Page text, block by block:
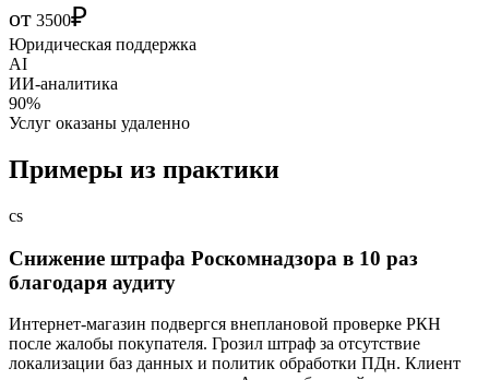
от 3500₽
Юридическая поддержка
AI
ИИ-аналитика
90%
Услуг оказаны удаленно
Примеры из практики
cs
Снижение штрафа Роскомнадзора в 10 раз
благодаря аудиту
Интернет-магазин подвергся внеплановой проверке РКН
после жалобы покупателя. Грозил штраф за отсутствие
локализации баз данных и политик обработки ПДн. Клиент